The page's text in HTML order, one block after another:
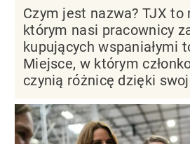
Czym jest nazwa? TJX to
którym nasi pracownicy
kupujących wspaniałymi
Miejsce, w którym
czynią różnicę dzięki